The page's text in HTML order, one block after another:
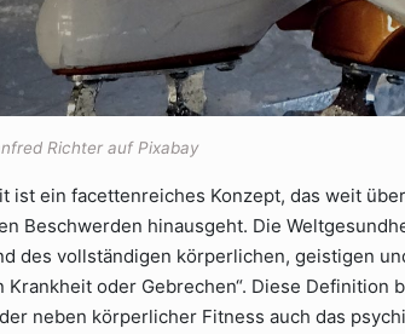
Richter auf Pixabay
ist ein facettenreiches Konzept, das weit
Beschwerden hinausgeht. Die
des vollständigen körperlichen, geistigen
Krankheit oder Gebrechen“. Diese
neben körperlicher Fitness auch das